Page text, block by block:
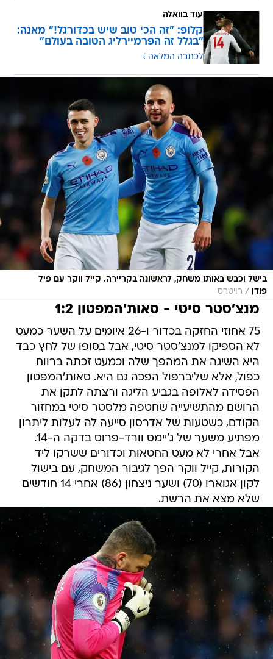
עוד בוואלה
קלופ: "זה הכי טוב שיש בכדורגל!" מאנה:
"בגלל זה הפרמיירליג הטובה בעולם"
לכתבה המלאה
בישל וכבש באותו משחק, לראשונה בקריירה. קייל ווקר עם פיל
פודן
/ רויטרס
מנצ'סטר סיטי - סאות'המפטון 1:2
75 אחוזי החזקה בכדור ו-26 איומים על השער כמעט
לא הספיקו למנצ'סטר סיטי, אבל בסופו של לחץ כבד
היא השיגה את המהפך שלה וכמעט זכתה ברווח
כפול, אלא שליברפול הפכה גם היא. סאות'המפטון
הפסידה לאלופה בגביע הליגה ורצתה לתקן את
הרושם מהתשיעייה שחטפה מלסטר סיטי במחזור
הקודם, כשטעות של אדרסון סייעה לה לעלות ליתרון
מפתיע משער של ג'יימס וורד-פרוס בדקה ה-14.
אבל אחרי לא מעט החטאות וכדורים ששרקו ליד
הקורות, קייל ווקר הפך לגיבור המשחק, עם בישול
לקון אגוארו (70) ושער ניצחון (86) אחרי 14 חודשים
שלא מצא את הרשת.